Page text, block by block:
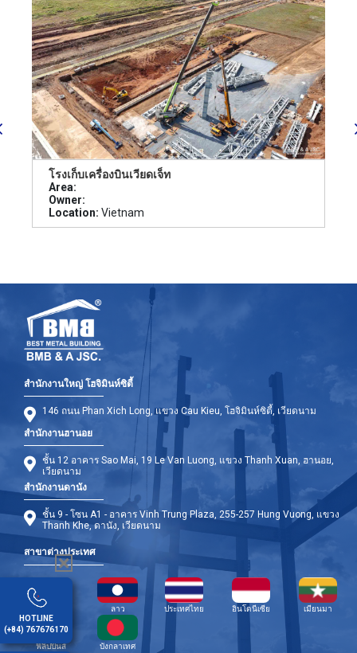
โรงเก็บเครื่องบินเวียดเจ็ท
Area:
Owner:
Location: Vietnam
สำนักงานใหญ่ โฮจิมินห์ซิตี้
146 ถนน Phan Xich Long, แขวง Cau Kieu, โฮจิมินห์ซิตี้, เวียดนาม
สำนักงานฮานอย
ชั้น 12 อาคาร Sao Mai, 19 Le Van Luong, แขวง Thanh Xuan, ฮานอย,
เวียดนาม
สำนักงานดานัง
ชั้น 9 - โซน A1 - อาคาร Vinh Trung Plaza, 255-257 Hung Vuong, แขวง
Thanh Khe, ดานัง, เวียดนาม
สาขาต่างประเทศ
กัมพูชา ลาว ประเทศไทย อินโดนีเซีย เมียนมา
ฟิลิปปินส์ บังกลาเทศ
HOTLINE
(+84) 767676170